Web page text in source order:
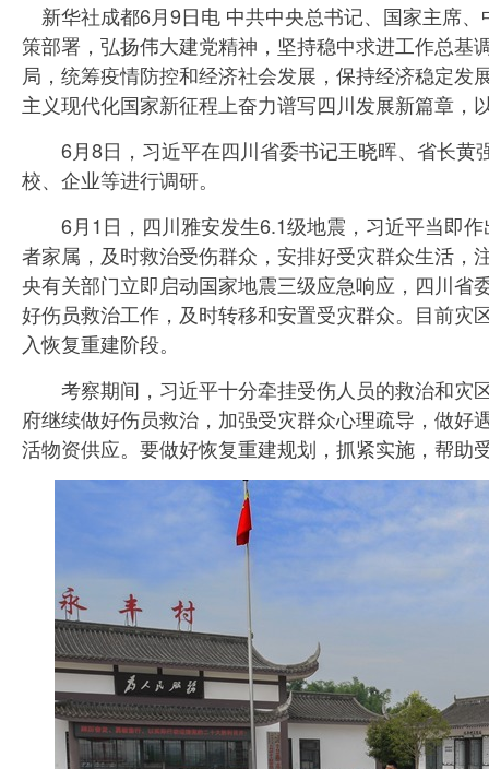
新华社成都6月9日电 中共中央总书记、国家主席
策部署，弘扬伟大建党精神，坚持稳中求进工作总
局，统筹疫情防控和经济社会发展，保持经济稳定
主义现代化国家新征程上奋力谱写四川发展新篇章，
6月8日，习近平在四川省委书记王晓晖、省长黄
校、企业等进行调研。
6月1日，四川雅安发生6.1级地震，习近平当即作
者家属，及时救治受伤群众，安排好受灾群众生活
央有关部门立即启动国家地震三级应急响应，四川
好伤员救治工作，及时转移和安置受灾群众。目前
入恢复重建阶段。
考察期间，习近平十分牵挂受伤人员的救治和灾
府继续做好伤员救治，加强受灾群众心理疏导，做
活物资供应。要做好恢复重建规划，抓紧实施，帮助